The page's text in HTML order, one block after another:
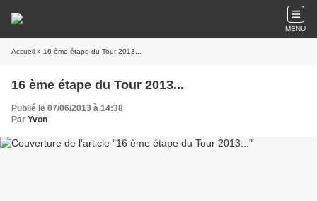
MENU
Accueil » 16 ème étape du Tour 2013...
16 ème étape du Tour 2013...
Publié le 07/06/2013 à 14:38
Par Yvon